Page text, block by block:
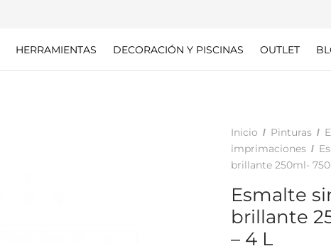
HERRAMIENTAS DECORACIÓN Y PISCINAS OUTLET
Inicio / Pinturas /
imprimaciones /
brillante 250ml-
Esmalte
brillante
– 4 L